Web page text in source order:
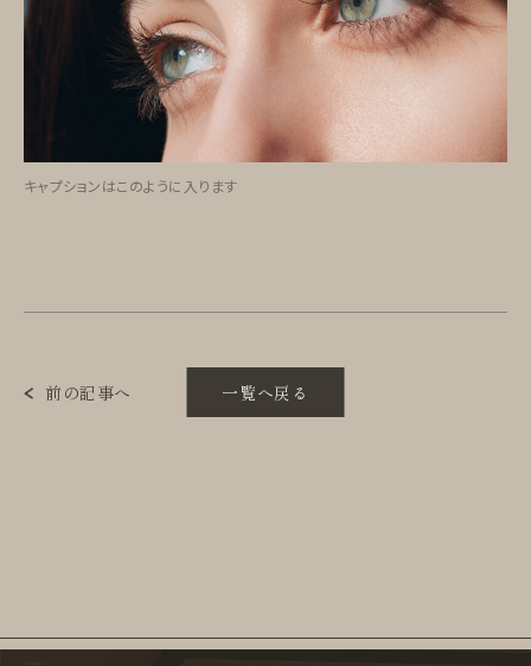
キャプションはこのように入ります
前の記事へ 一覧へ戻る